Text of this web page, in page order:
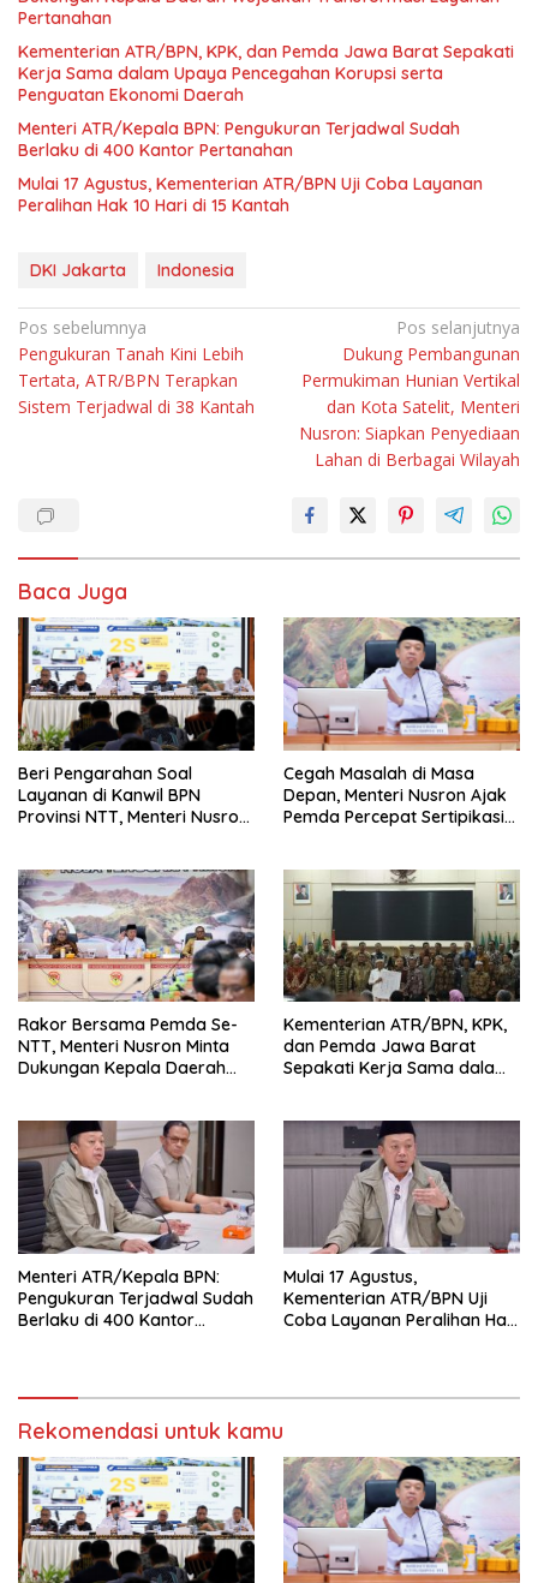
Pertanahan
Kementerian ATR/BPN, KPK, dan Pemda Jawa Barat Sepakati
Kerja Sama dalam Upaya Pencegahan Korupsi serta
Penguatan Ekonomi Daerah
Menteri ATR/Kepala BPN: Pengukuran Terjadwal Sudah
Berlaku di 400 Kantor Pertanahan
Mulai 17 Agustus, Kementerian ATR/BPN Uji Coba Layanan
Peralihan Hak 10 Hari di 15 Kantah
DKI Jakarta Indonesia
Navigasi
pos
Pos sebelumnya
Pengukuran Tanah Kini Lebih
Tertata, ATR/BPN Terapkan
Sistem Terjadwal di 38 Kantah
Pos selanjutnya
Dukung Pembangunan
Permukiman Hunian Vertikal
dan Kota Satelit, Menteri
Nusron: Siapkan Penyediaan
Lahan di Berbagai Wilayah
Baca Juga
Beri Pengarahan Soal
Layanan di Kanwil BPN
Provinsi NTT, Menteri Nusron:
Cegah Masalah di Masa
Depan, Menteri Nusron Ajak
Pemda Percepat Sertipikasi
Rakor Bersama Pemda Se-
NTT, Menteri Nusron Minta
Dukungan Kepala Daerah
Kementerian ATR/BPN, KPK,
dan Pemda Jawa Barat
Sepakati Kerja Sama dalam
Daerah
Menteri ATR/Kepala BPN:
Pengukuran Terjadwal Sudah
Berlaku di 400 Kantor
Mulai 17 Agustus,
Kementerian ATR/BPN Uji
Coba Layanan Peralihan Hak
Rekomendasi untuk kamu